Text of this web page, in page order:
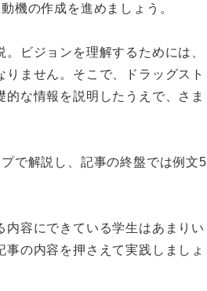
機の作成を進めましょう。
ビジョンを理解するためには、
ません。そこで、ドラッグスト
な情報を説明したうえで、さま
で解説し、記事の終盤では例文5
容にできている学生はあまりい
の内容を押さえて実践しましょ